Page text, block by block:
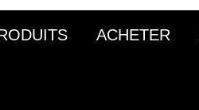
ACHETER